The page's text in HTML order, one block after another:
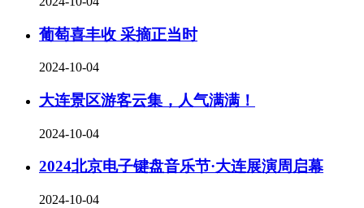
葡萄喜丰收 采摘正当时
2024-10-04
大连景区游客云集，人气满满！
2024-10-04
2024北京电子键盘音乐节·大连展演周启幕
2024-10-04